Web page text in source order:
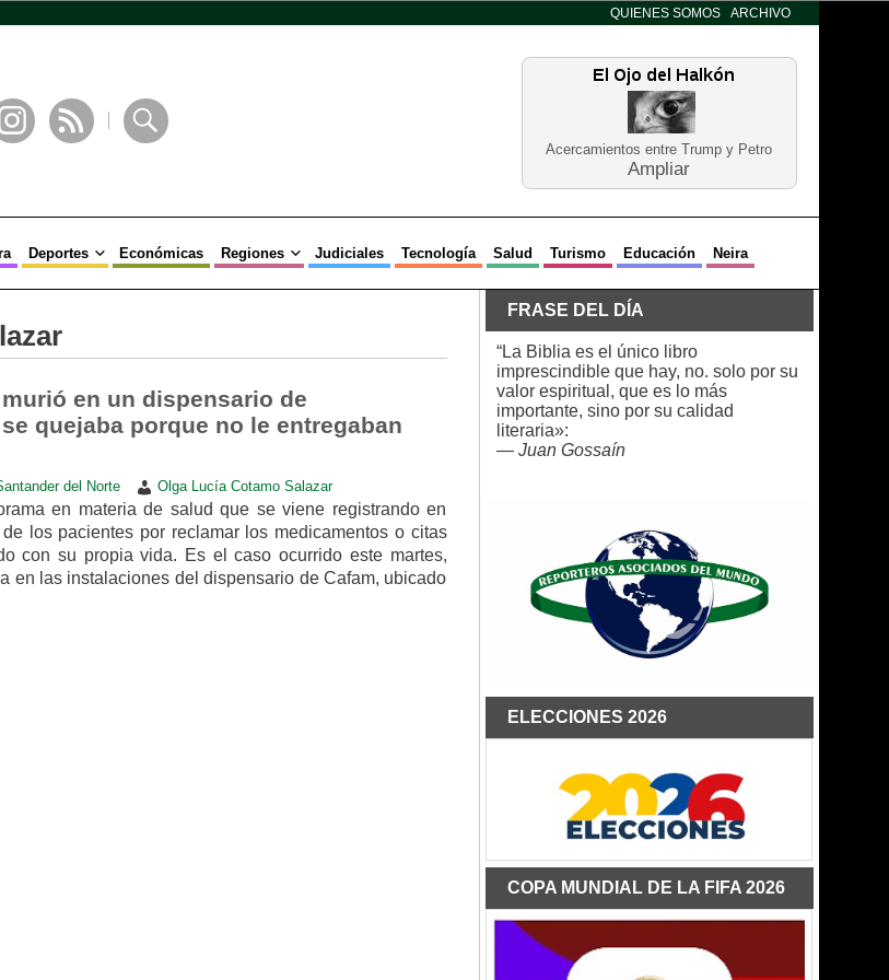
QUIENES SOMOS ARCHIVO
Acercamientos entre Trump y Petro
Ampliar
Deportes Económicas Regiones Judiciales Tecnología Salud Turismo Educación Neira
en un dispensario de
quejaba porque no le entregaban
del Norte Olga Lucía Cotamo Salazar
en materia de salud que se viene registrando en
los pacientes por reclamar los medicamentos o citas
con su propia vida. Es el caso ocurrido este martes,
en las instalaciones del dispensario de Cafam, ubicado
FRASE DEL DÍA
“La Biblia es el único libro
imprescindible que hay, no. solo por su
valor espiritual, que es lo más
importante, sino por su calidad
literaria»:
— Juan Gossaín
ELECCIONES 2026
COPA MUNDIAL DE LA FIFA 2026